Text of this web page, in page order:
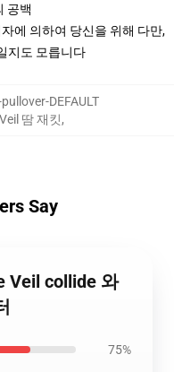
공백
에 의하여 당신을 위해 다만,
지도 모릅니다
DEFAULT
땀 재킷,
Say
Veil collide 와
75%